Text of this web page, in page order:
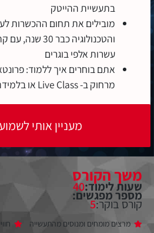
בתעשיית ההייטק
מובילים את תחום ההכשרות
והטכנולוגיה כבר
עשרות אלפי בוגרים
אתם בוחרים איך ללמוד:
מרחוק ב- Live Class או בלמידה עצמית
מעניין אותי
משך הקורס
שעות לימוד:40
מספר מפגשים:
קורס בוקר:5
מרצים מומחים ומנוסים מהתעשייה